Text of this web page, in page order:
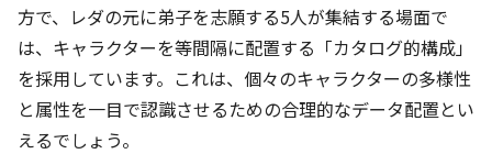
方で、レダの元に弟子を志願する5人が集結する場面で
は、キャラクターを等間隔に配置する「カタログ的構成」
を採用しています。これは、個々のキャラクターの多様性
と属性を一目で認識させるための合理的なデータ配置とい
えるでしょう。